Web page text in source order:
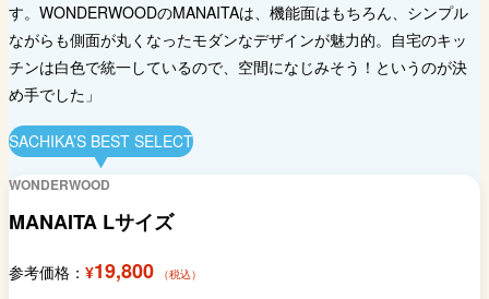
す。WONDERWOODのMANAITAは、機能面はもちろん、シンプル
ながらも側面が丸くなったモダンなデザインが魅力的。自宅のキッ
チンは白色で統一しているので、空間になじみそう！というのが決
め手でした」
SACHIKA’S BEST SELECT
WONDERWOOD
MANAITA Lサイズ
参考価格： ¥19,800 （税込）